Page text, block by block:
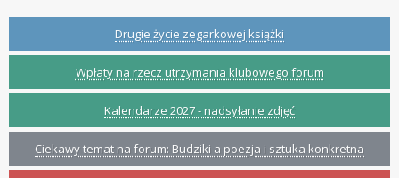
Drugie życie zegarkowej książki
Wpłaty na rzecz utrzymania klubowego forum
Kalendarze 2027 - nadsyłanie zdjęć
Ciekawy temat na forum: Budziki a poezja i sztuka konkretna